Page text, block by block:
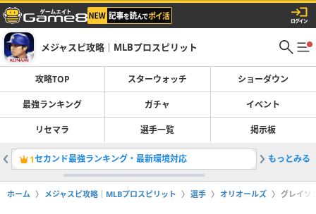
メジャスピ攻略｜MLBプロスピリット
攻略TOP スターウォッチ ショーダウン
最強ランキング ガチャ イベント
リセマラ 選手一覧 掲示板
1セカンド最強ランキング・最新環境対応 2ガチャ
もっとみる
ホーム メジャスピ攻略｜MLBプロスピリット 選手 オリオールズ グレイソ